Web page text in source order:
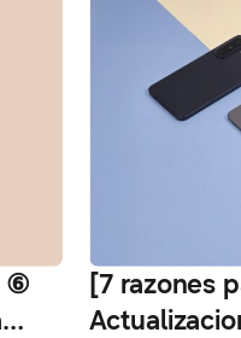
⑥
[7 razones